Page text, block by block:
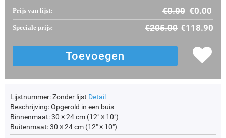
Prijs van lijst: €0.00 €0.00
Speciale prijs: €205.00 €118.90
Lijstnummer:Zonder lijst Detail
Beschrijving:Opgerold in een buis
Binnenmaat:30 × 24 cm (12" × 10")
Buitenmaat:30 × 24 cm (12" × 10")